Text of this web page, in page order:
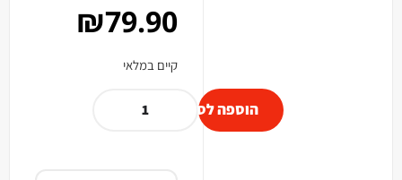
₪79.90
קיים במלאי
הוספה לסל